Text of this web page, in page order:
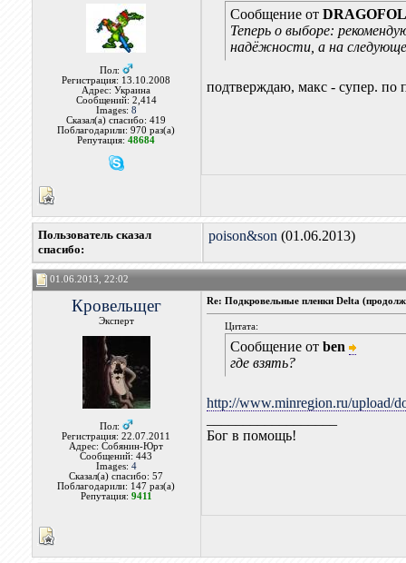
Пол:
Регистрация: 13.10.2008
Адрес: Украина
Сообщений: 2,414
Images: 8
Сказал(а) спасибо: 419
Поблагодарили: 970 раз(а)
Репутация:48684
Сообщение от DRAGOFOL
Теперь о выборе:
надёжности, а на
подтверждаю, макс - супер. по
Пользователь сказал
cпасибо:
poison&son (01.06.2013)
01.06.2013, 22:02
Кровельщег
Эксперт
Пол:
Регистрация: 22.07.2011
Адрес: Собянин-Юрт
Сообщений: 443
Images: 4
Сказал(а) спасибо: 57
Поблагодарили: 147 раз(а)
Репутация: 9411
Re: Подкровельные пленки Delta
Цитата:
Сообщение от ben
где взять?
http://www.minregion.ru/upload/
Бог в помощь!